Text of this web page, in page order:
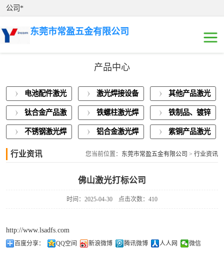
公司*
东莞市常盈五金有限公司
产品中心
电池配件激光
焊接
激光焊接设备
展示
其他产品激光
焊接
钛合金产品激
光焊接
铁螺柱激光焊
接加工
铁制品、镀锌
板激光焊接
不锈钢激光焊
铝合金激光焊
紫铜产品激光
行业资讯 您当前位置： 东莞市常盈五金有限公司 > 行业资讯
佛山激光打标公司
时间：2025-04-30 点击次数：410
http://www.lsadfs.com
百度分享： QQ空间 新浪微博 腾讯微博 人人网 微信
接
激光焊接设备展
示
其他产品激光焊
铝合金激光焊接